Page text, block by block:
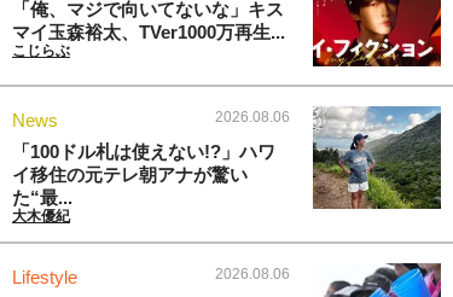
「俺、マジで向いてないな」キス
マイ玉森裕太、TVer1000万再生...
こじらぶ
News 2026.08.06
「100ドル札は使えない!?」ハワ
イ移住の元テレ朝アナが驚い
た“最...
大木優紀
Lifestyle 2026.08.06